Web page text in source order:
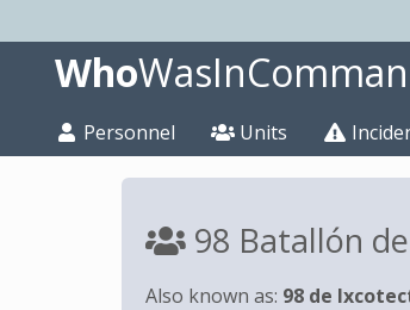
Who
Personnel Units
98 Batallón
Also known as: 98 de